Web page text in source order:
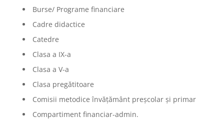
Burse/ Programe financiare
Cadre didactice
Catedre
Clasa a IX-a
Clasa a V-a
Clasa pregătitoare
Comisii metodice învățământ preșcolar și primar
Compartiment financiar-admin.